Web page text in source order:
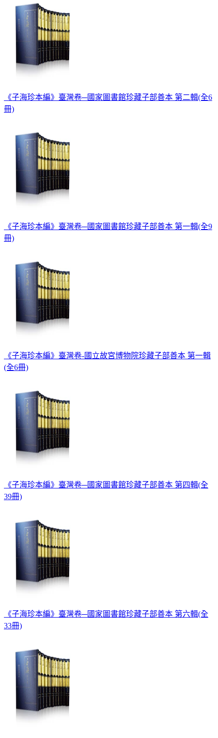
《子海珍本編》臺灣卷─國家圖書館珍藏子部善本 第二輯(全6
冊)
《子海珍本編》臺灣卷─國家圖書館珍藏子部善本 第一輯(全9
冊)
《子海珍本編》臺灣卷-國立故宮博物院珍藏子部善本 第一輯
(全6冊)
《子海珍本編》臺灣卷─國家圖書館珍藏子部善本 第四輯(全
39冊)
《子海珍本編》臺灣卷─國家圖書館珍藏子部善本 第六輯(全
33冊)